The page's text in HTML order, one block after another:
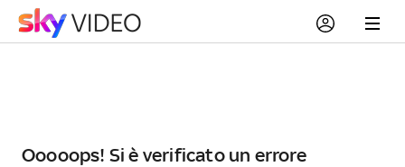
Ooooops! Si è verificato un errore